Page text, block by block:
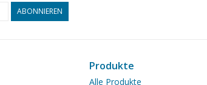
ABONNIEREN
Produkte
Alle Produkte